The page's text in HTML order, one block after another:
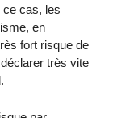
ce cas, les
en
fort risque de
très vite